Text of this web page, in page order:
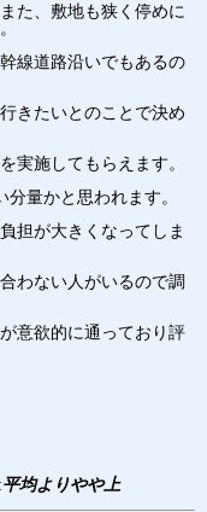
た、敷地も狭く停めに
線道路沿いでもあるの
きたいとのことで決め
実施してもらえます。
量かと思われます。
担が大きくなってしま
わない人がいるので調
意欲的に通っており評
平均よりやや上